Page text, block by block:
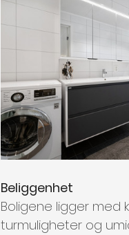
Beliggenhet
Boligene ligger med
turmuligheter og